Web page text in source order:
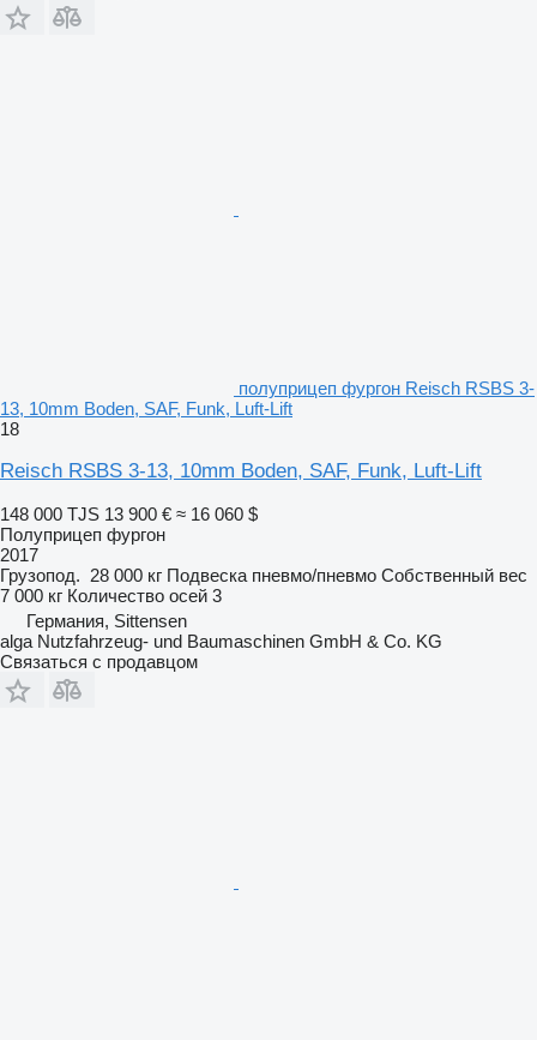
полуприцеп фургон Reisch RSBS 3-
13, 10mm Boden, SAF, Funk, Luft-Lift
18
Reisch RSBS 3-13, 10mm Boden, SAF, Funk, Luft-Lift
148 000 TJS 13 900 € ≈ 16 060 $
Полуприцеп фургон
2017
Грузопод. 28 000 кг Подвеска пневмо/пневмо Собственный вес
7 000 кг Количество осей 3
Германия, Sittensen
alga Nutzfahrzeug- und Baumaschinen GmbH & Co. KG
Связаться с продавцом